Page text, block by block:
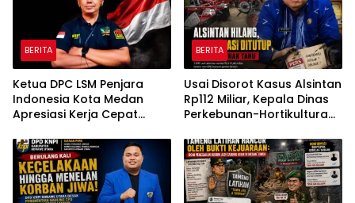
BERITA
Ketua DPC LSM Penjara
Indonesia Kota Medan
Apresiasi Kerja Cepat
Ungkap Kasus Dugaan
Pemerasan
BERITA
Usai Disorot Kasus Alsintan
Rp112 Miliar, Kepala Dinas
Perkebunan-Hortikultura
Komunikasi dengan Media